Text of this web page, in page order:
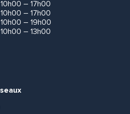
10h00 – 17h00
10h00 – 17h00
10h00 – 19h00
10h00 – 13h00